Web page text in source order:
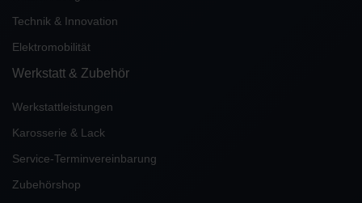
Technik & Innovation
Elektromobilität
Werkstatt & Zubehör
Werkstattleistungen
Karosserie & Lack
Service-Terminvereinbarung
Zubehörshop